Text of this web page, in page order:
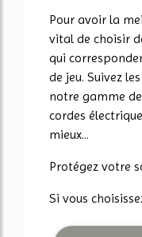
Pour avoir la
vital de choisir
qui
de jeu. Suivez
notre gamme
cordes
mieux...
Protégez votre
Si vous